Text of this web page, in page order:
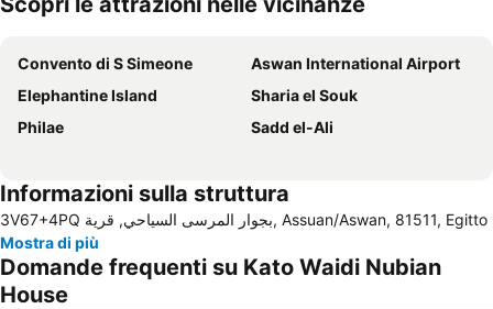
Espandi mappa
Convento di S Simeone
Aswan International Airport
Elephantine Island
Sharia el Souk
Philae
Sadd el-Ali
Informazioni sulla struttura
3V67+4PQ بجوار المرسى السياحي, قرية, Assuan/Aswan, 81511, Egitto
Mostra di più
Domande frequenti su Kato Waidi Nubian
House